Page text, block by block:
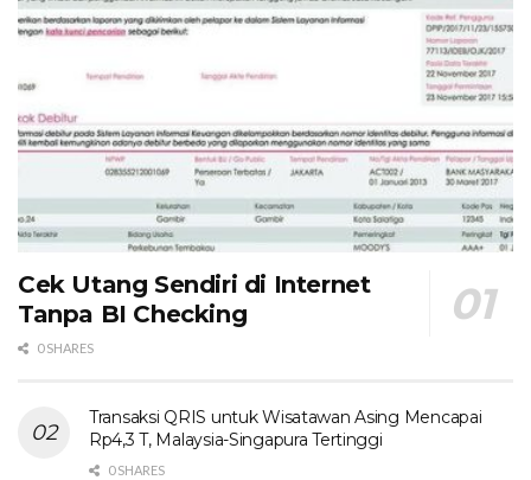
Cek Utang Sendiri di Internet
Tanpa BI Checking
0 SHARES
Transaksi QRIS untuk Wisatawan Asing Mencapai
Rp4,3 T, Malaysia-Singapura Tertinggi
0 SHARES